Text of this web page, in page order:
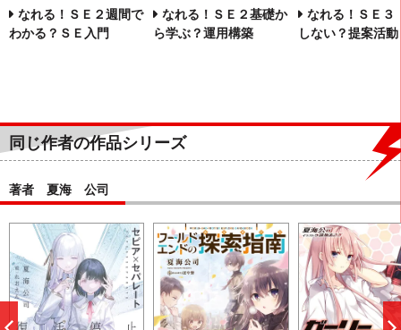
なれる！ＳＥ２週間で
わかる？ＳＥ入門
なれる！ＳＥ２基礎か
ら学ぶ？運用構築
なれる！ＳＥ
しない？提案活動
同じ作者の作品シリーズ
著者 夏海 公司